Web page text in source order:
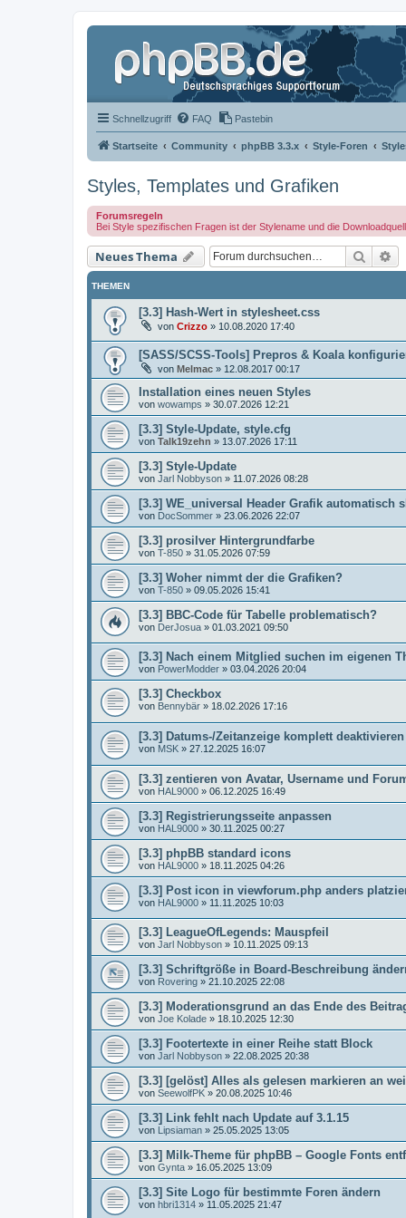
Schnellzugriff FAQ Pastebin
Startseite Community phpBB 3.3.x Style-Foren
Styles, Templates und Grafiken
Forumsregeln
Bei Style spezifischen Fragen ist der Stylename und die
Neues Thema Suche
THEMEN
[3.3] Hash-Wert in stylesheet.css
von Crizzo » 10.08.2020 17:40
[SASS/SCSS-Tools] Prepros & Koala
von Melmac » 12.08.2017 00:17
Installation eines neuen Styles
von wowamps » 30.07.2026 12:21
[3.3] Style-Update, style.cfg
von Talk19zehn » 13.07.2026 17:11
[3.3] Style-Update
von Jarl Nobbyson » 11.07.2026 08:28
[3.3] WE_universal Header Grafik automatisch
von DocSommer » 23.06.2026 22:07
[3.3] prosilver Hintergrundfarbe
von T-850 » 31.05.2026 07:59
[3.3] Woher nimmt der die Grafiken?
von T-850 » 09.05.2026 15:41
[3.3] BBC-Code für Tabelle problematisch?
von DerJosua » 01.03.2021 09:50
[3.3] Nach einem Mitglied suchen im eigenen
von PowerModder » 03.04.2026 20:04
[3.3] Checkbox
von Bennybär » 18.02.2026 17:16
[3.3] Datums-/Zeitanzeige komplett deaktivieren
von MSK » 27.12.2025 16:07
[3.3] zentieren von Avatar, Username und
von HAL9000 » 06.12.2025 16:49
[3.3] Registrierungsseite anpassen
von HAL9000 » 30.11.2025 00:27
[3.3] phpBB standard icons
von HAL9000 » 18.11.2025 04:26
[3.3] Post icon in viewforum.php anders
von HAL9000 » 11.11.2025 10:03
[3.3] LeagueOfLegends: Mauspfeil
von Jarl Nobbyson » 10.11.2025 09:13
[3.3] Schriftgröße in Board-Beschreibung
von Rovering » 21.10.2025 22:08
[3.3] Moderationsgrund an das Ende des
von Joe Kolade » 18.10.2025 12:30
[3.3] Footertexte in einer Reihe statt Block
von Jarl Nobbyson » 22.08.2025 20:38
[3.3] [gelöst] Alles als gelesen markieren an
von SeewolfPK » 20.08.2025 10:46
[3.3] Link fehlt nach Update auf 3.1.15
von Lipsiaman » 25.05.2025 13:05
[3.3] Milk-Theme für phpBB – Google Fonts
von Gynta » 16.05.2025 13:09
[3.3] Site Logo für bestimmte Foren ändern
von hbri1314 » 11.05.2025 21:47